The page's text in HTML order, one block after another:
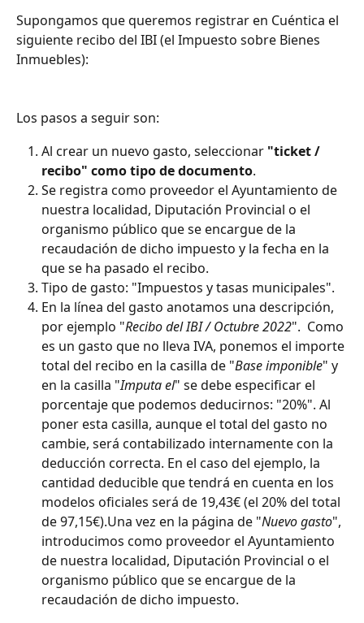
Supongamos que queremos registrar en Cuéntica el
siguiente recibo del IBI (el Impuesto sobre Bienes
Inmuebles):
Los pasos a seguir son:
Al crear un nuevo gasto, seleccionar "ticket /
recibo" como tipo de documento.
Se registra como proveedor el Ayuntamiento de
nuestra localidad, Diputación Provincial o el
organismo público que se encargue de la
recaudación de dicho impuesto y la fecha en la
que se ha pasado el recibo.
Tipo de gasto: "Impuestos y tasas municipales".
En la línea del gasto anotamos una descripción,
por ejemplo "Recibo del IBI / Octubre 2022".  Como
es un gasto que no lleva IVA, ponemos el importe
total del recibo en la casilla de "Base imponible" y
en la casilla "Imputa el" se debe especificar el
porcentaje que podemos deducirnos: "20%". Al
poner esta casilla, aunque el total del gasto no
cambie, será contabilizado internamente con la
deducción correcta. En el caso del ejemplo, la
cantidad deducible que tendrá en cuenta en los
modelos oficiales será de 19,43€ (el 20% del total
de 97,15€).Una vez en la página de "Nuevo gasto",
introducimos como proveedor el Ayuntamiento
de nuestra localidad, Diputación Provincial o el
organismo público que se encargue de la
recaudación de dicho impuesto.